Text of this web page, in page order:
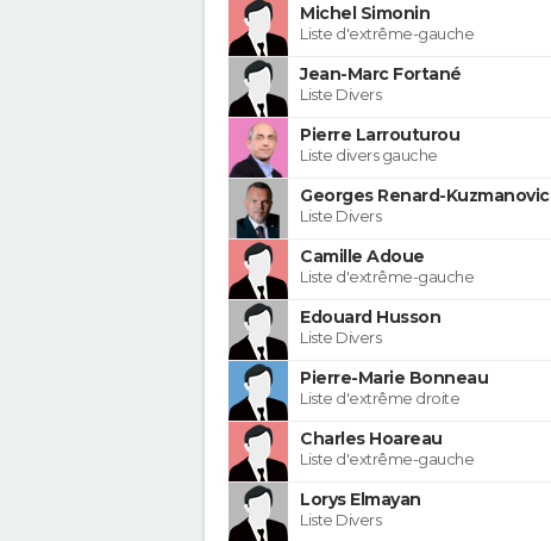
Michel Simonin
Liste d'extrême-gauche
Jean-Marc Fortané
Liste Divers
Pierre Larrouturou
Liste divers gauche
Georges Renard-Kuzmanovic
Liste Divers
Camille Adoue
Liste d'extrême-gauche
Edouard Husson
Liste Divers
Pierre-Marie Bonneau
Liste d'extrême droite
Charles Hoareau
Liste d'extrême-gauche
Lorys Elmayan
Liste Divers